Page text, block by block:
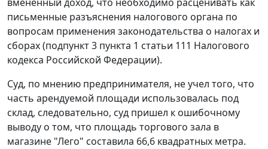
вмененный доход, что необходимо расценивать как
письменные разъяснения налогового органа по
вопросам применения законодательства о налогах и
сборах (подпункт 3 пункта 1 статьи 111 Налогового
кодекса Российской Федерации).
Суд, по мнению предпринимателя, не учел того, что
часть арендуемой площади использовалась под
склад, следовательно, суд пришел к ошибочному
выводу о том, что площадь торгового зала в
магазине "Лего" составила 66,6 квадратных метра.